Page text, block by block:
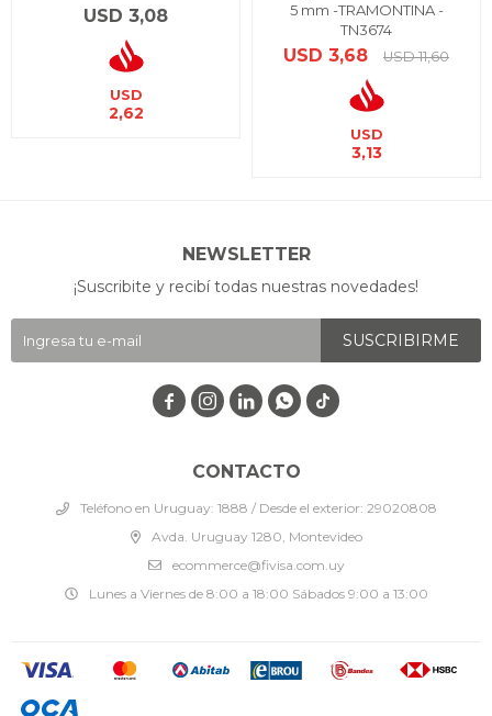
USD 3,08
USD
2,62
5 mm -TRAMONTINA -
TN3674
USD 3,68 USD 11,60
USD
3,13
CONTACTO
Teléfono en Uruguay: 1888 / Desde el exterior: 29020808
Avda. Uruguay 1280, Montevideo
ecommerce@fivisa.com.uy
Lunes a Viernes de 8:00 a 18:00 Sábados 9:00 a 13:00
NEWSLETTER
¡Suscribite y recibí todas nuestras novedades!
SUSCRIBIRME
   